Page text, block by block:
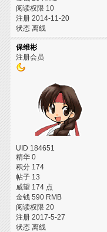
阅读权限 10
注册 2014-11-20
状态 离线
保维彬
注册会员
UID 184651
精华 0
积分 174
帖子 13
威望 174 点
金钱 590 RMB
阅读权限 20
注册 2017-5-27
状态 离线